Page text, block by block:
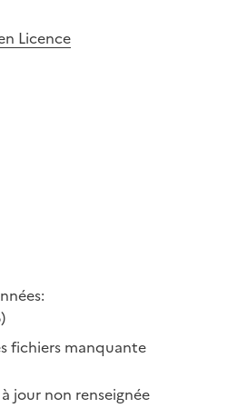
Licence
fichiers manquante
jour non renseignée